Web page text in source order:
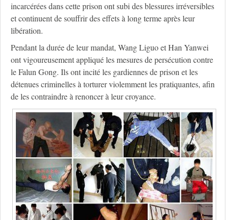
incarcérées dans cette prison ont subi des blessures irréversibles
et continuent de souffrir des effets à long terme après leur
libération.
Pendant la durée de leur mandat, Wang Liguo et Han Yanwei
ont vigoureusement appliqué les mesures de persécution contre
le Falun Gong. Ils ont incité les gardiennes de prison et les
détenues criminelles à torturer violemment les pratiquantes, afin
de les contraindre à renoncer à leur croyance.